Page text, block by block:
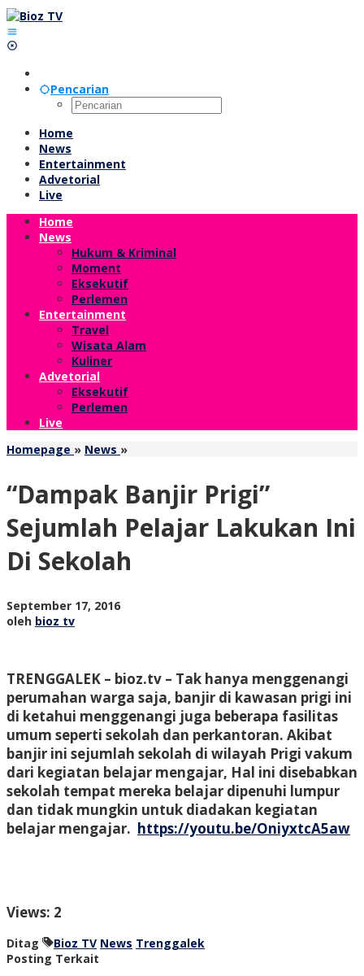
Lewati
ke
konten
Pencarian
Home
News
Entertainment
Advetorial
Live
Home
News
Hukum & Kriminal
Moment
Eksekutif
Perlemen
Entertainment
Travel
Wisata Alam
Kuliner
Advetorial
Eksekutif
Perlemen
Live
Homepage » News »"Dampak
Sejumlah
Lakukan
Ini
Di
Sekolah
“Dampak Banjir Prigi”
Sejumlah Pelajar Lakukan Ini
Di Sekolah
September 17, 2016oleh
oleh bioz tv
TRENGGALEK – bioz.tv – Tak hanya menggenangi
perumahan warga saja, banjir di kawasan prigi ini
di ketahui menggenangi juga beberapa fasilitas
umum seperti sekolah dan perkantoran. Akibat
banjir ini sejumlah sekolah di wilayah Prigi vakum
dari kegiatan belajar mengajar, Hal ini disebabkan
sekolah tempat mereka belajar dipenuhi lumpur
dan tidak mungkin untuk diadakan kegiatan
belajar mengajar. https://youtu.be/OniyxtcA5aw
Views: 2
Ditag Bioz TV News Trenggalek
Posting Terkait